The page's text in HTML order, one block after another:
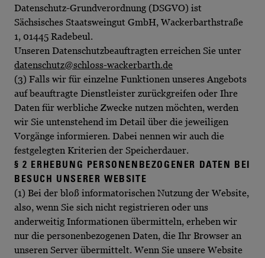
Datenschutz-Grundverordnung (DSGVO) ist
Sächsisches Staatsweingut GmbH, Wackerbarthstraße
1, 01445 Radebeul.
Unseren Datenschutzbeauftragten erreichen Sie unter
datenschutz@schloss-wackerbarth.de
(3) Falls wir für einzelne Funktionen unseres Angebots
auf beauftragte Dienstleister zurückgreifen oder Ihre
Daten für werbliche Zwecke nutzen möchten, werden
wir Sie untenstehend im Detail über die jeweiligen
Vorgänge informieren. Dabei nennen wir auch die
festgelegten Kriterien der Speicherdauer.
§ 2 ERHEBUNG PERSONENBEZOGENER DATEN BEI
BESUCH UNSERER WEBSITE
(1) Bei der bloß informatorischen Nutzung der Website,
also, wenn Sie sich nicht registrieren oder uns
anderweitig Informationen übermitteln, erheben wir
nur die personenbezogenen Daten, die Ihr Browser an
unseren Server übermittelt. Wenn Sie unsere Website